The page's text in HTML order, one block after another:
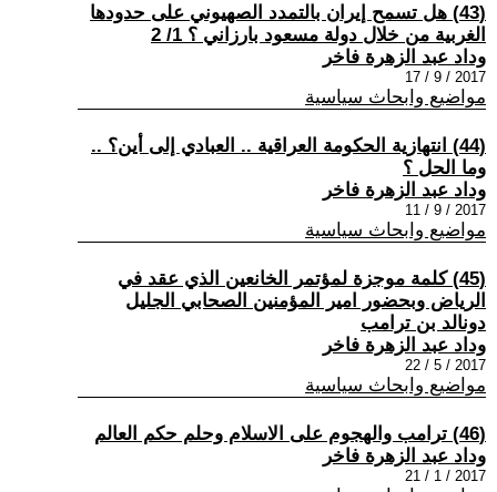
(43) هل تسمح إيران بالتمدد الصهيوني على حدودها
الغربية من خلال دولة مسعود بارزاني ؟ 1/ 2
وداد عبد الزهرة فاخر
2017 / 9 / 17
مواضيع وابحاث سياسية
(44) انتهازية الحكومة العراقية .. العبادي إلى أين؟ ..
وما الحل ؟
وداد عبد الزهرة فاخر
2017 / 9 / 11
مواضيع وابحاث سياسية
(45) كلمة موجزة لمؤتمر الخانعين الذي عقد في
الرياض وبحضور امير المؤمنين الصحابي الجليل
دونالد بن ترامب
وداد عبد الزهرة فاخر
2017 / 5 / 22
مواضيع وابحاث سياسية
(46) ترامب والهجوم على الاسلام وحلم حكم العالم
وداد عبد الزهرة فاخر
2017 / 1 / 21